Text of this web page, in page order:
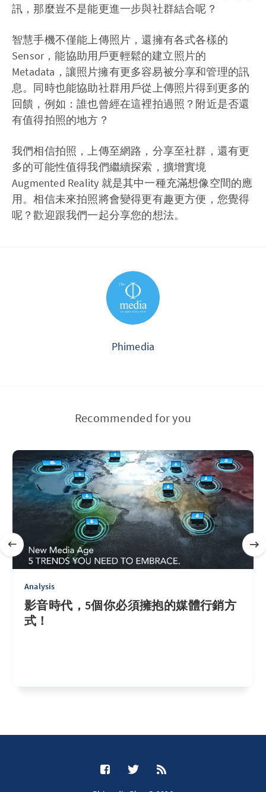
訊，那麼豈不是能更進一步與社群結合呢？
智慧手機不僅能上傳照片，還擁有各式各樣的
Sensor，能協助用戶更輕鬆的建立照片的
Metadata，讓照片擁有更多容易被分享和管理的訊
息。同時也能協助社群用戶從上傳照片得到更多的
回饋，例如：誰也曾經在這裡拍過照？附近是否還
有值得拍照的地方？
我們相信拍照，上傳至網路，分享至社群，還有更
多的可能性值得我們繼續探索，擴增實境
Augmented Reality 就是其中一種充滿想像空間的應
用。相信未來拍照將會變得更有趣更方便，您覺得
呢？歡迎跟我們一起分享您的想法。
Phimedia
Recommended for you
Analysis
影音時代，5個你必須擁抱的媒體行銷方
式！